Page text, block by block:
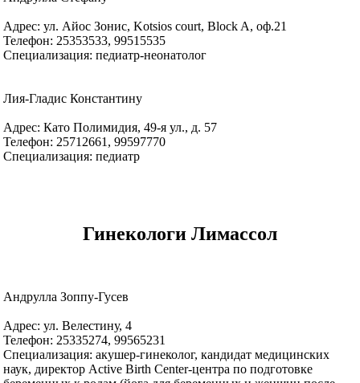
Адрес: ул. Айос Зонис, Kotsios court, Block A, оф.21
Телефон: 25353533, 99515535
Специализация: педиатр-неонатолог
Лия-Гладис Константину
Адрес: Като Полимидия, 49-я ул., д. 57
Телефон: 25712661, 99597770
Специализация: педиатр
Гинекологи Лимассол
Андрулла Зоппу-Гусев
Адрес: ул. Велестину, 4
Телефон: 25335274, 99565231
Специализация: акушер-гинеколог, кандидат медицинских
наук, директор Active Birth Center-центра по подготовке